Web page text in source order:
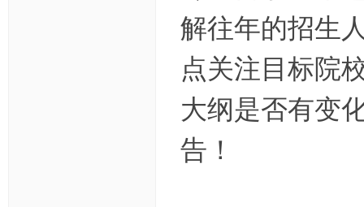
解往年的招生
点关注目标院
大纲是否有变
告！